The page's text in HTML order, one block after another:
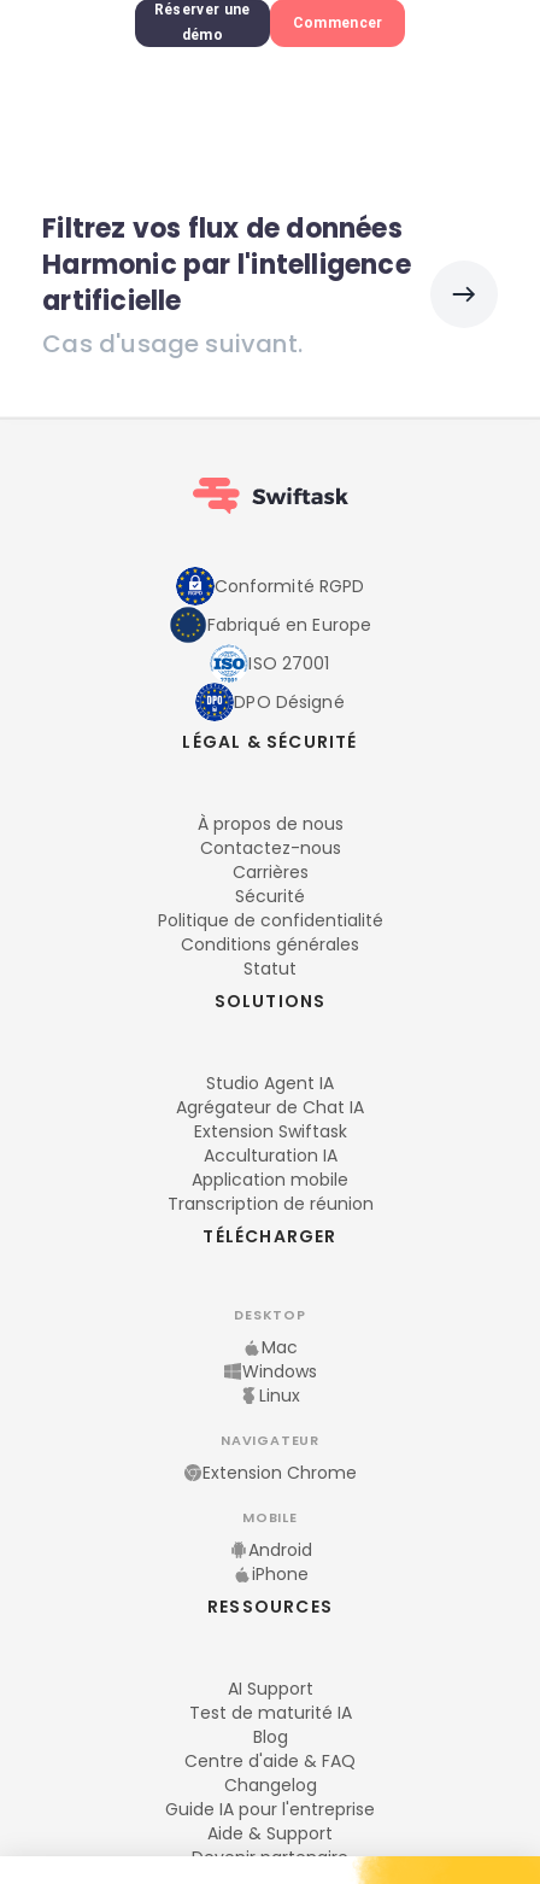
Réserver une
démo
Commencer
Filtrez vos flux de données
Harmonic par l'intelligence
artificielle
Cas d'usage suivant.
Conformité RGPD
Fabriqué en Europe
ISO 27001
DPO Désigné
LÉGAL & SÉCURITÉ
À propos de nous
Contactez-nous
Carrières
Sécurité
Politique de confidentialité
Conditions générales
Statut
SOLUTIONS
Studio Agent IA
Agrégateur de Chat IA
Extension Swiftask
Acculturation IA
Application mobile
Transcription de réunion
TÉLÉCHARGER
DESKTOP
Mac
Windows
Linux
NAVIGATEUR
Extension Chrome
MOBILE
Android
iPhone
RESSOURCES
AI Support
Test de maturité IA
Blog
Centre d'aide & FAQ
Changelog
Guide IA pour l'entreprise
Aide & Support
Devenir partenaire